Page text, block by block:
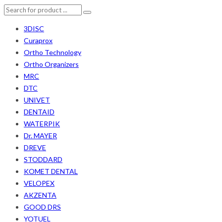
3DISC
Curaprox
Ortho Technology
Ortho Organizers
MRC
DTC
UNIVET
DENTAID
WATERPIK
Dr. MAYER
DREVE
STODDARD
KOMET DENTAL
VELOPEX
AKZENTA
GOOD DRS
YOTUEL